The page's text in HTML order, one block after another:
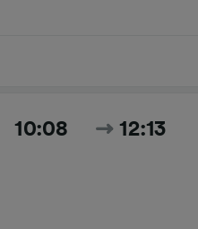
10:08 12:13